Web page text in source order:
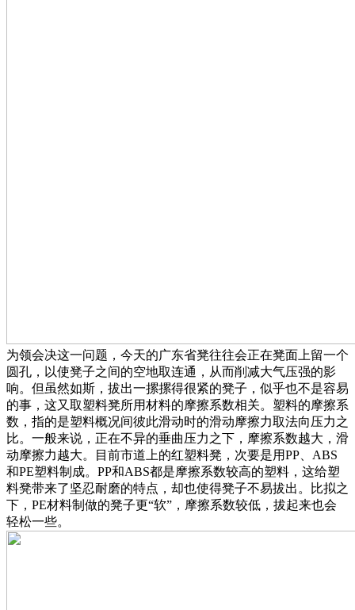
为领会决这一问题，今天的广东省凳往往会正在凳面上留一个
圆孔，以使凳子之间的空地取连通，从而削减大气压强的影
响。但虽然如斯，拔出一摞摞得很紧的凳子，似乎也不是容易
的事，这又取塑料凳所用材料的摩擦系数相关。塑料的摩擦系
数，指的是塑料概况间彼此滑动时的滑动摩擦力取法向压力之
比。一般来说，正在不异的垂曲压力之下，摩擦系数越大，滑
动摩擦力越大。目前市道上的红塑料凳，次要是用PP、ABS
和PE塑料制成。PP和ABS都是摩擦系数较高的塑料，这给塑
料凳带来了坚忍耐磨的特点，却也使得凳子不易拔出。比拟之
下，PE材料制做的凳子更“软”，摩擦系数较低，拔起来也会
轻松一些。